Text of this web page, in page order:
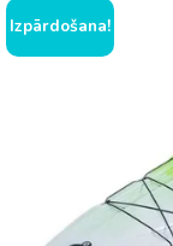
Izpārdošana!